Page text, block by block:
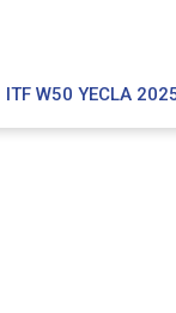
ITF W50 YECLA